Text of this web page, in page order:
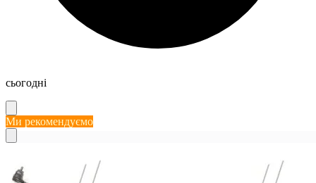
сьогодні
Ми рекомендуємо